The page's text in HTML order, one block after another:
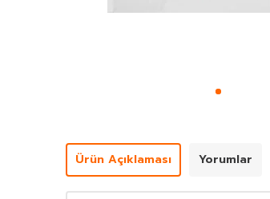
Ürün Açıklaması Yorumlar